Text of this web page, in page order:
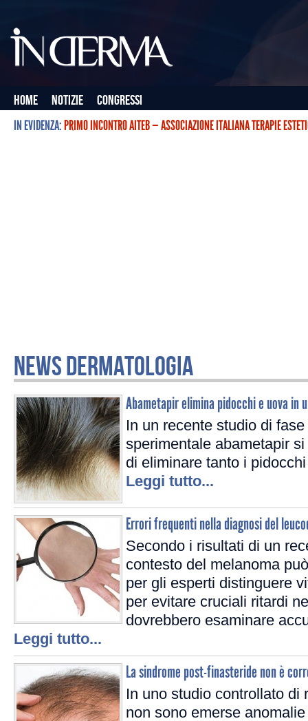
Home Notizie
Congressi
IN EVIDENZA:PRIMO INCONTRO AITEB — ASSOCIAZIONE ITALIANA TERAPIE
NEWS DERMATOLOGIA
Abametapir elimina pidocchi e uova in
In un recente studio di
sperimentale abametapir
di eliminare tanto i
Leggi tutto...
Errori frequenti nella diagnosi del
Secondo i risultati di un
contesto del melanoma
per gli esperti distinguere
per evitare cruciali ritardi
dovrebbero esaminare
Leggi tutto...
La sindrome post-finasteride non è
In uno studio controllato di
non sono emerse